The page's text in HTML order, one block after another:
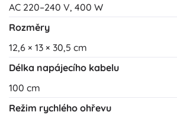
AC 220–240 V, 400 W
Rozměry
12,6 × 13 × 30,5 cm
Délka napájecího kabelu
100 cm
Režim rychlého ohřevu